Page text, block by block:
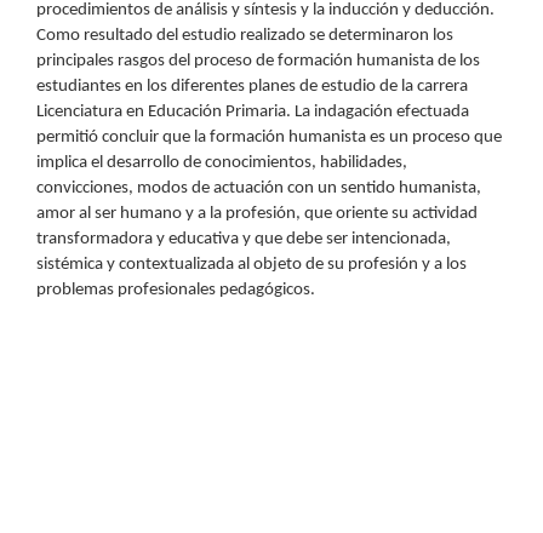
procedimientos de análisis y síntesis y la inducción y deducción.
Como resultado del estudio realizado se determinaron los
principales rasgos del proceso de formación humanista de los
estudiantes en los diferentes planes de estudio de la carrera
Licenciatura en Educación Primaria. La indagación efectuada
permitió concluir que la formación humanista es un proceso que
implica el desarrollo de conocimientos, habilidades,
convicciones, modos de actuación con un sentido humanista,
amor al ser humano y a la profesión, que oriente su actividad
transformadora y educativa y que debe ser intencionada,
sistémica y contextualizada al objeto de su profesión y a los
problemas profesionales pedagógicos.